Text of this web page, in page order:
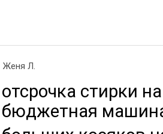
Женя Л.
отсрочка стирки
бюджетная